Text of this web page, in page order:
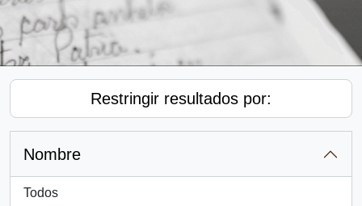
Restringir resultados por:
Nombre
Todos